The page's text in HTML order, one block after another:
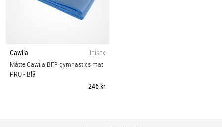
Cawila
Unisex
Måtte Cawila BFP gymnastics mat
PRO- Blå
246 kr